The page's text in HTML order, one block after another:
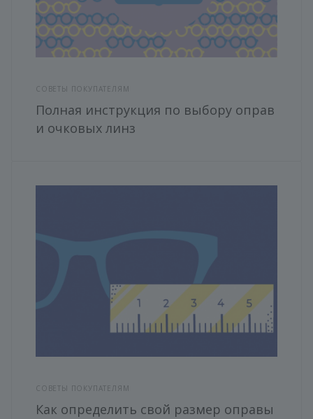
СОВЕТЫ ПОКУПАТЕЛЯМ
Полная инструкция по выбору оправ
и очковых линз
СОВЕТЫ ПОКУПАТЕЛЯМ
Как определить свой размер оправы